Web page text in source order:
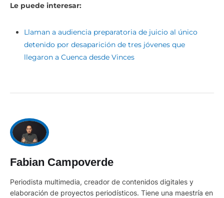
Le puede interesar:
Llaman a audiencia preparatoria de juicio al único
detenido por desaparición de tres jóvenes que
llegaron a Cuenca desde Vinces
Fabian Campoverde
Periodista multimedia, creador de contenidos digitales y
elaboración de proyectos periodísticos. Tiene una maestría en